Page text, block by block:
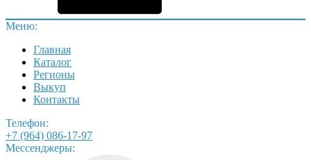
Меню:
Главная
Каталог
Регионы
Выкуп
Контакты
Телефон:
+7 (964) 086-17-97
Мессенджеры: